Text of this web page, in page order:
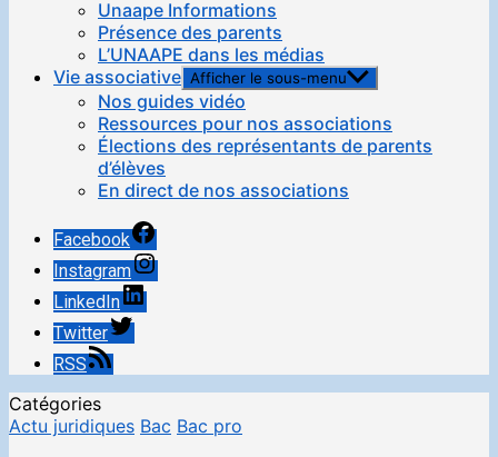
Unaape Informations
Présence des parents
L’UNAAPE dans les médias
Vie associative Afficher le sous-menu
Nos guides vidéo
Ressources pour nos associations
Élections des représentants de parents
d’élèves
En direct de nos associations
Facebook
Instagram
LinkedIn
Twitter
RSS
Catégories
Actu juridiques Bac Bac pro